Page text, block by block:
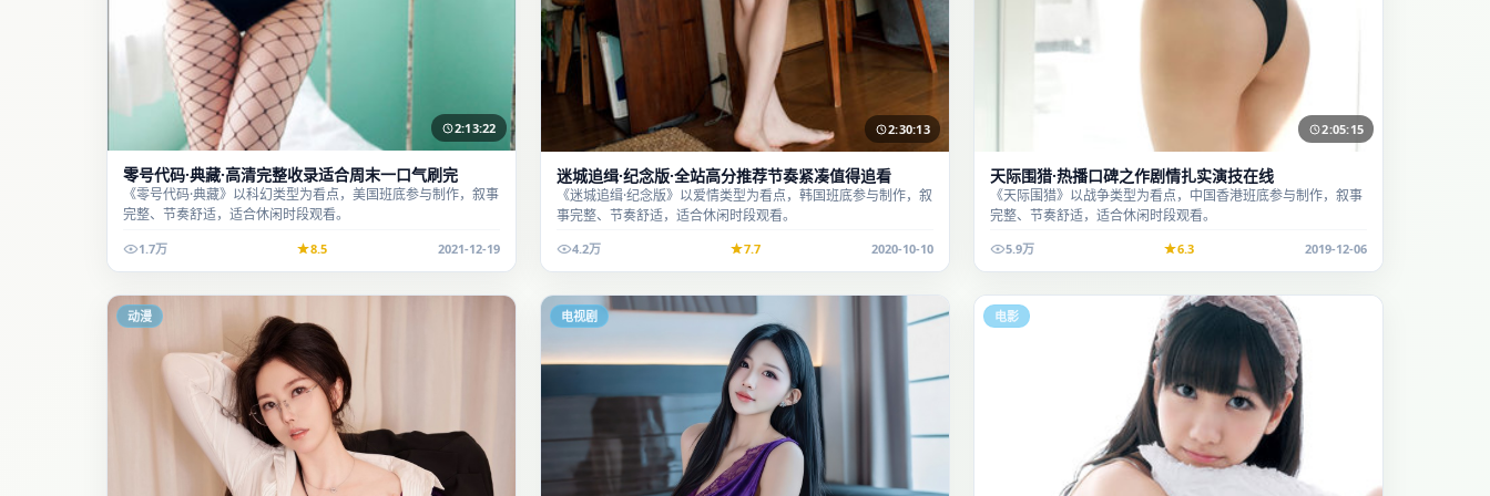
2:13:22
零号代码·典藏·高清完整收录适合周末一口气刷完
《零号代码·典藏》以科幻类型为看点，美国班底参与制作，叙事
完整、节奏舒适，适合休闲时段观看。
1.7万 8.5 2021-12-19
2:30:13
迷城追缉·纪念版·全站高分推荐节奏紧凑值得追看
《迷城追缉·纪念版》以爱情类型为看点，韩国班底参与制作，叙
事完整、节奏舒适，适合休闲时段观看。
4.2万 7.7 2020-10-10
2:05:15
天际围猎·热播口碑之作剧情扎实演技在线
《天际围猎》以战争类型为看点，中国香港班底参与制作，叙事
完整、节奏舒适，适合休闲时段观看。
5.9万 6.3 2019-12-06
动漫 电视剧 电影